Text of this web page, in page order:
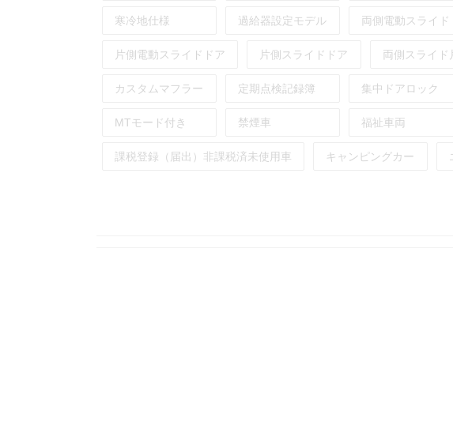
寒冷地仕様 過給器設定モデル 両側電動スライド
片側電動スライドドア 片側スライドドア 両側スライド
カスタムマフラー 定期点検記録簿 集中ドアロック
MTモード付き 禁煙車 福祉車両
課税登録（届出）非課税済未使用車 キャンピングカー